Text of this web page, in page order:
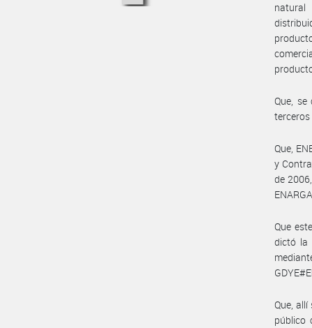
natural
Que,
terceros
Que,
y
de
Que
dictó la
Que,
público